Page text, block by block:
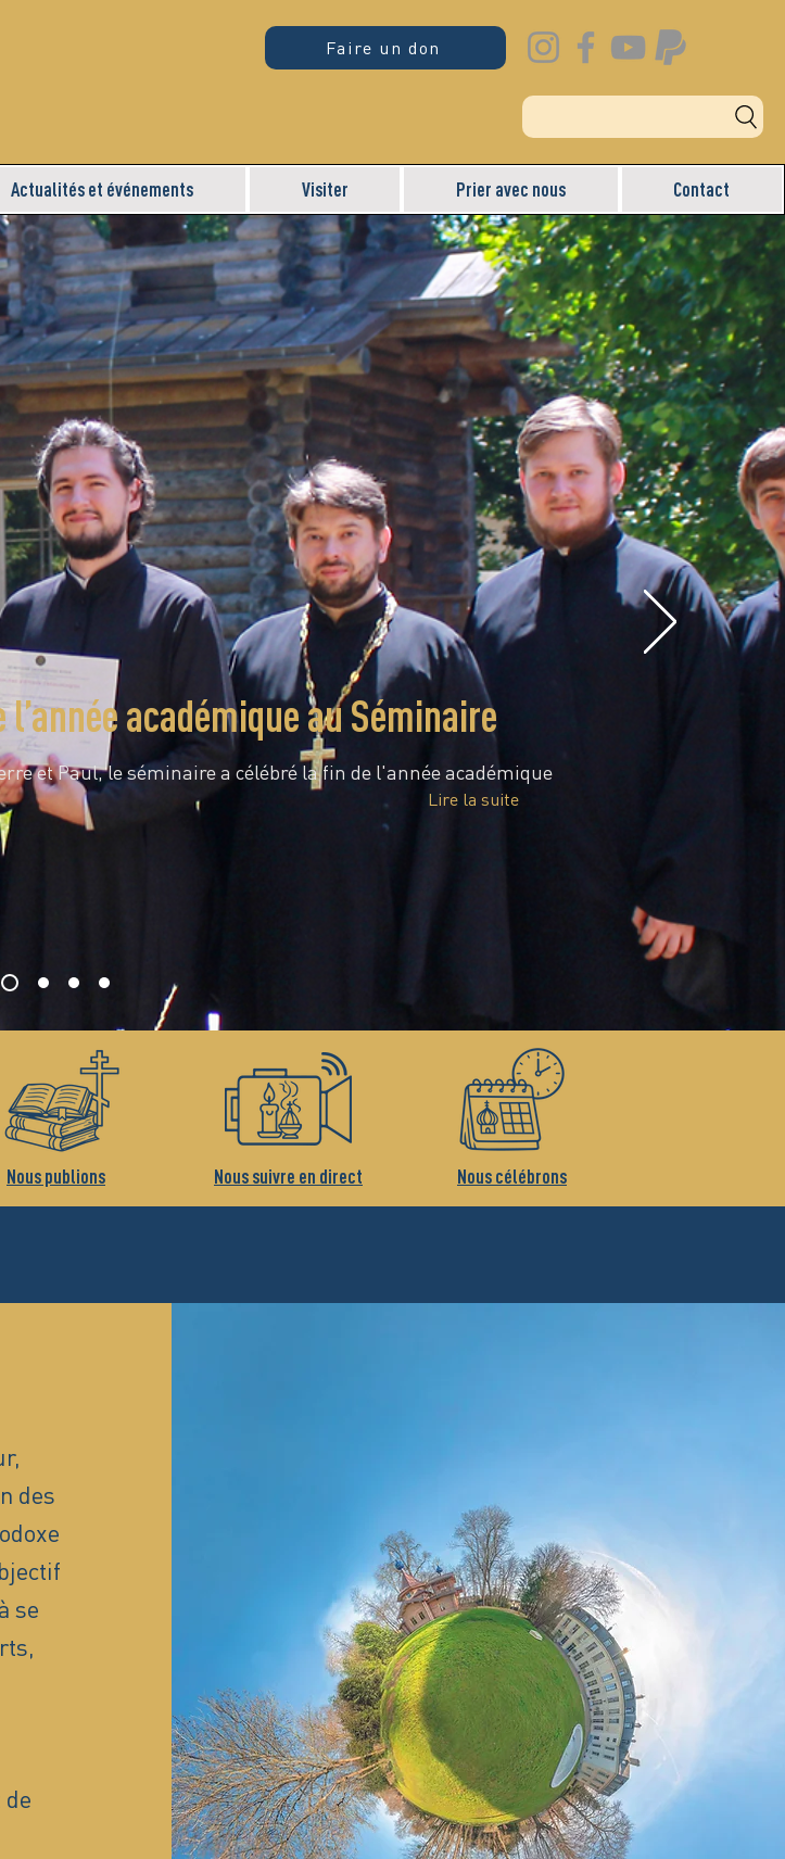
Faire un don
Actualités et événements Visiter Prier avec nous Contact
académique au Séminaire
et Paul, le séminaire a célébré la fin de l'année académique
Lire la suite
Nous publions Nous suivre en direct Nous célébrons
des
se